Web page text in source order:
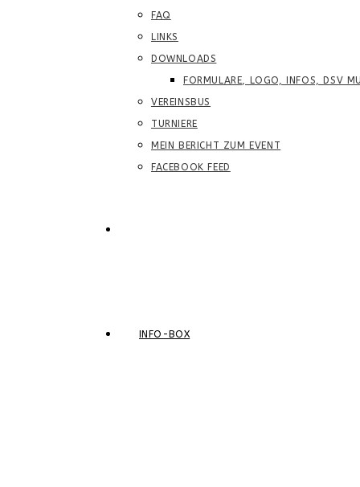
FAQ
LINKS
DOWNLOADS
FORMULARE, LOGO, INFOS, DSV
VEREINSBUS
TURNIERE
MEIN BERICHT ZUM EVENT
FACEBOOK FEED
SUCHE
INFO-BOX